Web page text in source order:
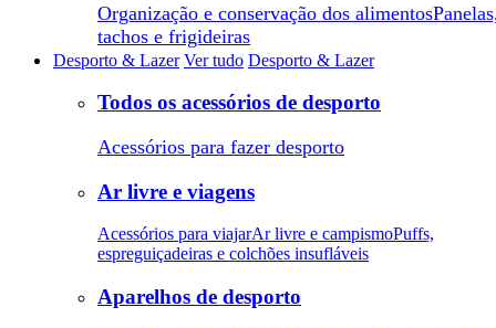
Organização e conservação dos alimentos
tachos e frigideiras
Desporto & Lazer Ver tudo Desporto & Lazer
Todos os acessórios de desporto
Acessórios para fazer desporto
Ar livre e viagens
Acessórios para viajarAr livre e campismoPuffs,
espreguiçadeiras e colchões insufláveis
Aparelhos de desporto